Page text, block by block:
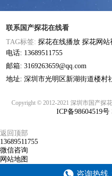
联系国产探花在线看
TAG标签: 探花在线播放 探花网站
电话: 13689511755
邮箱: 3169263659@qq.com
地址: 深圳市光明区新湖街道楼村
Copyright © 2012-2021 深圳市国产探
ICP备98604519号
咨询热线
返回顶部
13689511755
微信咨询
网站地图